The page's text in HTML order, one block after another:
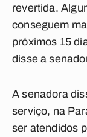
revertida.
conseguem
próximos 15
disse a
A senadora
serviço, na
ser atendidos